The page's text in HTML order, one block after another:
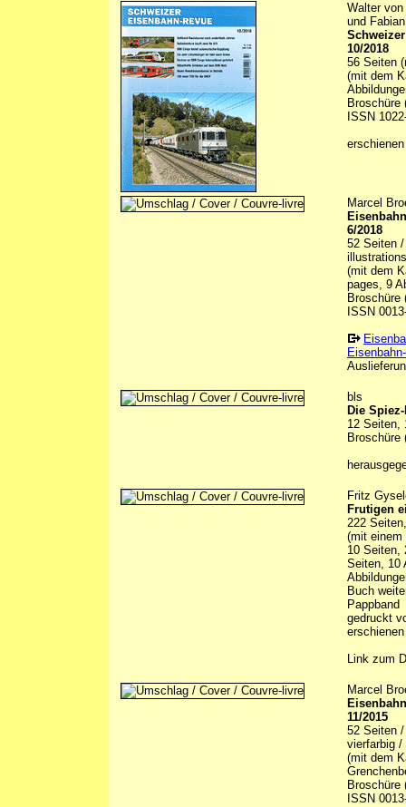
Walter
und
10/2018
56 Seiten
(mit dem
Broschüre
ISSN
Marcel
6/2018
52 Seiten
(mit dem
pages, 9
Broschüre
ISSN
bls
Die
12 Seiten,
Broschüre
Fritz
Frutigen
222
(mit einem
10 Seiten,
Seiten, 10
Buch
Pappband
gedruckt
Link zum
Marcel
11/2015
52 Seiten
vierfarbig
(mit dem
Broschüre
ISSN